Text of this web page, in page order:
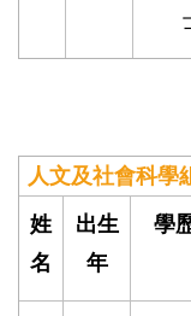
人文及社會科學
姓
名
出生
年
學